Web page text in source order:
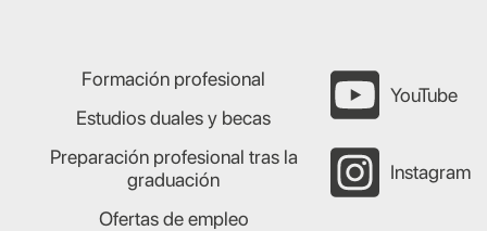
Formación profesional
Estudios duales y becas
Preparación profesional tras la
graduación
Ofertas de empleo
YouTube
Instagram